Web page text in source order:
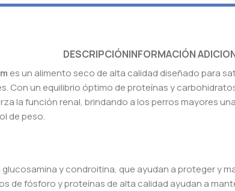
DESCRIPCIÓNINFORMACIÓN
es un alimento seco de alta calidad diseñado para
Con un equilibrio óptimo de proteínas y
la función renal, brindando a los perros mayores
de peso.
y condroitina, que ayudan a proteger y
de fósforo y proteínas de alta calidad ayudan a